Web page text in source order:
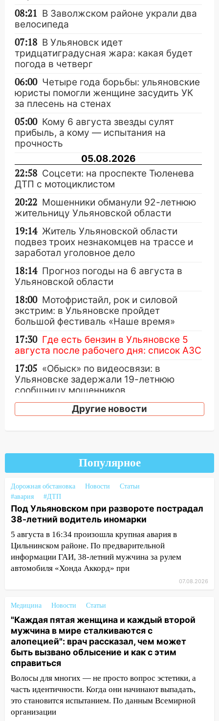
08:21 В Заволжском районе украли два
велосипеда
07:18 В Ульяновск идет
тридцатиградусная жара: какая будет
погода в четверг
06:00 Четыре года борьбы: ульяновские
юристы помогли женщине засудить УК
за плесень на стенах
05:00 Кому 6 августа звезды сулят
прибыль, а кому — испытания на
прочность
05.08.2026
22:58 Соцсети: на проспекте Тюленева
ДТП с мотоциклистом
20:22 Мошенники обманули 92-летнюю
жительницу Ульяновской области
19:14 Житель Ульяновской области
подвез троих незнакомцев на трассе и
заработал уголовное дело
18:14 Прогноз погоды на 6 августа в
Ульяновской области
18:00 Мотофристайл, рок и силовой
экстрим: в Ульяновске пройдет
большой фестиваль «Наше время»
17:30 Где есть бензин в Ульяновске 5
августа после рабочего дня: список АЗС
17:05 «Обыск» по видеосвязи: в
Ульяновске задержали 19-летнюю
сообщницу мошенников
Едва не перерезал горло: в
Вешкайме посиделки с судимым
18-летняя девушка без прав
перевернулась на мопеде и попала в
15:59
Ульяновец отдал более 14
миллионов рублей за криминальное
покровительство
15:32 На «кольце» кроссовер сбил 18-
летнего мопедиста
15:00 В Ульяновске после тройного ДТП
госпитализировали 25-летнего байкера
надвигается жара
14:08 Пешеход переходил по «зебре»:
подробности серьезной аварии на
Фруктовой
13:30 В Димитровграде на улице
Трудовой горело здание
13:00 Водитель без прав врезался в
припаркованный автомобиль
Другие новости
Популярное
Дорожная обстановка Новости
Статьи
#авария
#ДТП
Под Ульяновском при развороте пострадал
38-летний водитель иномарки
5 августа в 16:34 произошла крупная авария в
Цильнинском районе. По предварительной
информации ГАИ, 38-летний мужчина за рулем
автомобиля «Хонда Аккорд» при
07.08.2026
Медицина Новости Статьи
"Каждая пятая женщина и каждый второй
мужчина в мире сталкиваются с
алопецией": врач рассказал, чем может
быть вызвано облысение и как с этим
справиться
Волосы для многих — не просто вопрос эстетики, а
часть идентичности. Когда они начинают выпадать,
это становится испытанием. По данным Всемирной
организации